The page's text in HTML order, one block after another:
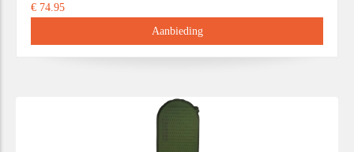
€ 74.95
Aanbieding